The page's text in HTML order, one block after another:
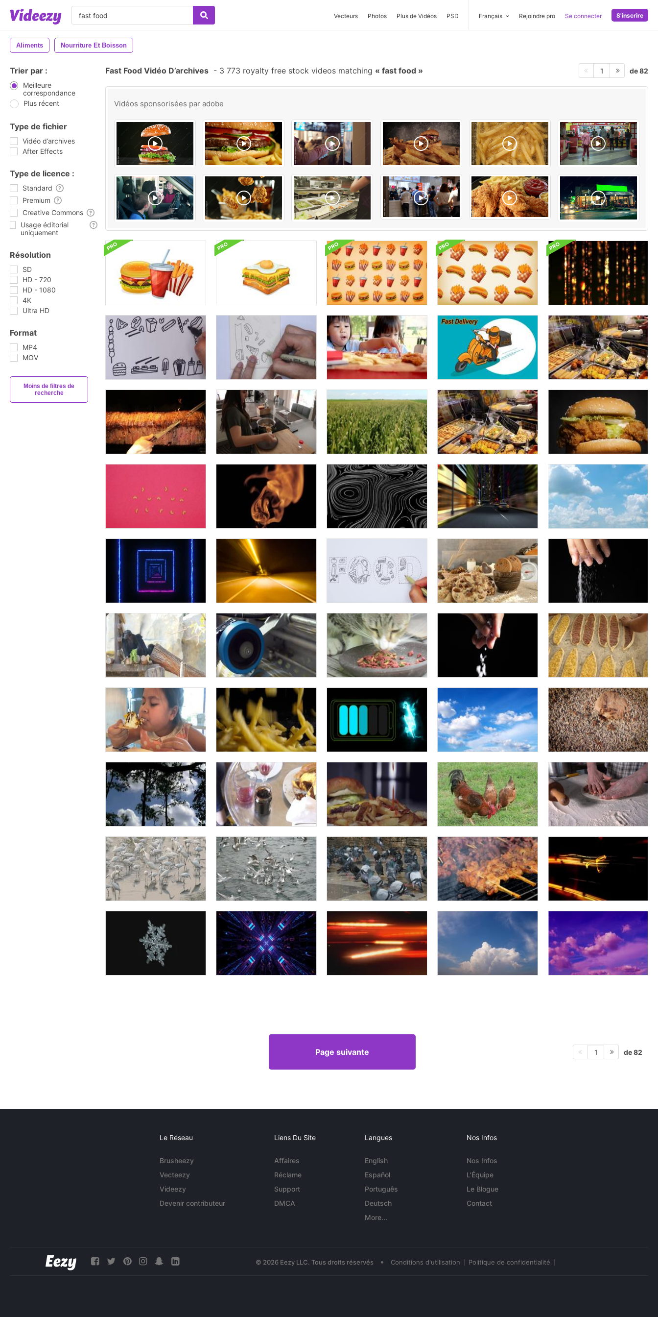
Vecteurs Photos Plus de Vidéos PSD Français Rejoindre pro Se connecter S'inscrire
Aliments Nourriture Et Boisson
Trier par :
Meilleure
correspondance
Plus récent
Type de fichier
Vidéo d’archives
After Effects
Type de licence :
Standard
Premium
Creative Commons
Usage éditorial
uniquement
Résolution
SD
HD - 720
HD - 1080
4K
Ultra HD
Format
MP4
MOV
Moins de filtres de
recherche
Fast Food Vidéo D’archives - 3 773 royalty free stock videos matching fast food 1 de 82
Vidéos sponsorisées par adobe
Page suivante 1 de 82
Le Réseau
Brusheezy
Vecteezy
Videezy
Devenir contributeur
Liens Du Site
Affaires
Réclame
Support
DMCA
Langues
English
Español
Português
Deutsch
More...
Nos Infos
Nos Infos
L'Équipe
Le Blogue
Contact
© 2026 Eezy LLC. Tous droits réservés • Conditions d'utilisation Politique de confidentialité